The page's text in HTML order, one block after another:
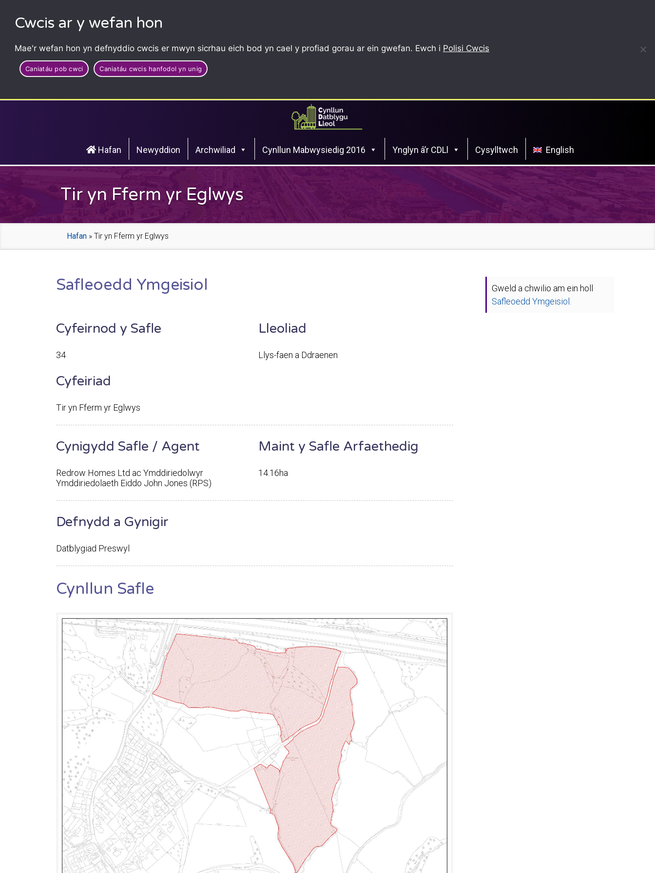
Cwcis ar y wefan hon
Mae'r wefan hon yn defnyddio cwcis er mwyn sicrhau eich bod yn cael y profiad gorau ar ein gwefan. Ewch i Polisi Cwcis
Caniatáu pob cwci Caniatáu cwcis hanfodol yn unig
Hafan Newyddion Archwiliad Cynllun Mabwysiedig 2016 Ynglyn â’r CDLl Cysylltwch English
Tir yn Fferm yr Eglwys
Hafan » Tir yn Fferm yr Eglwys
Safleoedd Ymgeisiol
Cyfeirnod y Safle
34
Lleoliad
Llys-faen a Ddraenen
Cyfeiriad
Tir yn Fferm yr Eglwys
Cynigydd Safle / Agent
Redrow Homes Ltd ac Ymddiriedolwyr
Ymddiriedolaeth Eiddo John Jones (RPS)
Maint y Safle Arfaethedig
14.16ha
Defnydd a Gynigir
Datblygiad Preswyl
Cynllun Safle
Gweld a chwilio am ein holl
Safleoedd Ymgeisiol.